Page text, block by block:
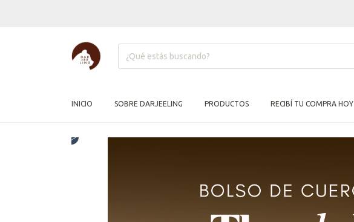
INICIO SOBRE DARJEELING PRODUCTOS RECIBÍ TU COMPRA HOY